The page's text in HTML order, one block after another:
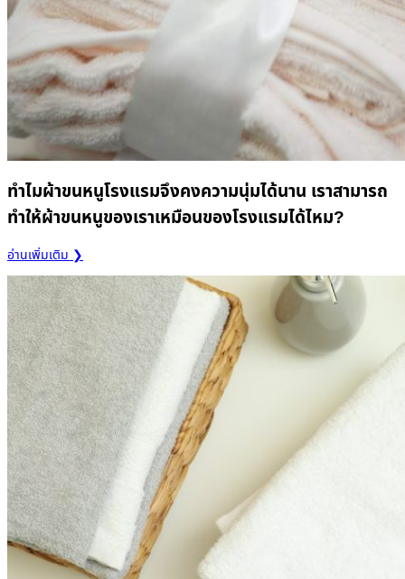
ทำไมผ้าขนหนูโรงแรมจึงคงความนุ่มได้นาน เราสามารถ
ทำให้ผ้าขนหนูของเราเหมือนของโรงแรมได้ไหม?
อ่านเพิ่มเติม ❯